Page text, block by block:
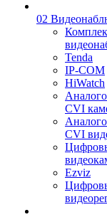
02
Tenda
IP-COM
HiWatch
CVI
CVI
Ezviz